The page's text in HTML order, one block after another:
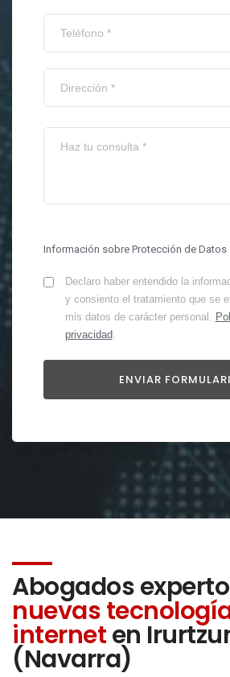
Información sobre Protección de Datos
Declaro haber entendido la
y consiento el tratamiento que se
mis datos de carácter personal.
privacidad.
Abogados
nuevas
interneten
(Navarra)